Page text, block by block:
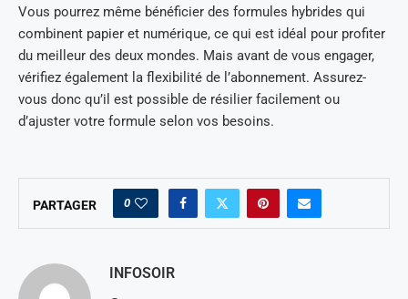
Vous pourrez même bénéficier des formules hybrides qui
combinent papier et numérique, ce qui est idéal pour profiter
du meilleur des deux mondes. Mais avant de vous engager,
vérifiez également la flexibilité de l’abonnement. Assurez-
vous donc qu’il est possible de résilier facilement ou
d’ajuster votre formule selon vos besoins.
PARTAGER 0
INFOSOIR